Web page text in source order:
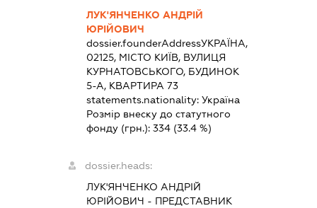
ЛУК'ЯНЧЕНКО АНДРІЙ
ЮРІЙОВИЧ
dossier.founderAddressУКРАЇНА,
02125, МІСТО КИЇВ, ВУЛИЦЯ
КУРНАТОВСЬКОГО, БУДИНОК
5-А, КВАРТИРА 73
statements.nationality:Україна
Розмір внеску до статутного
фонду (грн.):334 (33.4 %)
dossier.heads:
ЛУК'ЯНЧЕНКО АНДРІЙ
ЮРІЙОВИЧ - ПРЕДСТАВНИК